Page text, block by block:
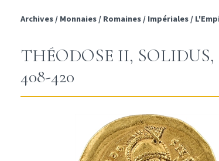
Archives / Monnaies / Romaines / Impériales /
THÉODOSE II,
408-420